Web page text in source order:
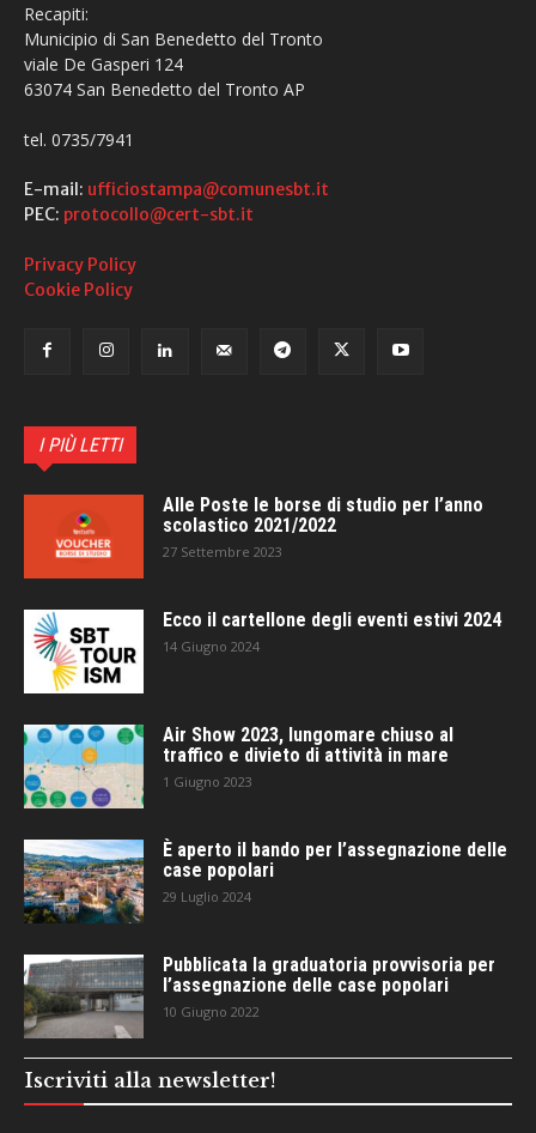
Recapiti:
Municipio di San Benedetto del Tronto
viale De Gasperi 124
63074 San Benedetto del Tronto AP
tel. 0735/7941
E-mail: ufficiostampa@comunesbt.it
PEC: protocollo@cert-sbt.it
Privacy Policy
Cookie Policy
I PIÙ LETTI
Alle Poste le borse di studio per l’anno
scolastico 2021/2022
27 Settembre 2023
Ecco il cartellone degli eventi estivi 2024
14 Giugno 2024
Air Show 2023, lungomare chiuso al
traffico e divieto di attività in mare
1 Giugno 2023
È aperto il bando per l’assegnazione delle
case popolari
29 Luglio 2024
Pubblicata la graduatoria provvisoria per
l’assegnazione delle case popolari
10 Giugno 2022
Iscriviti alla newsletter!